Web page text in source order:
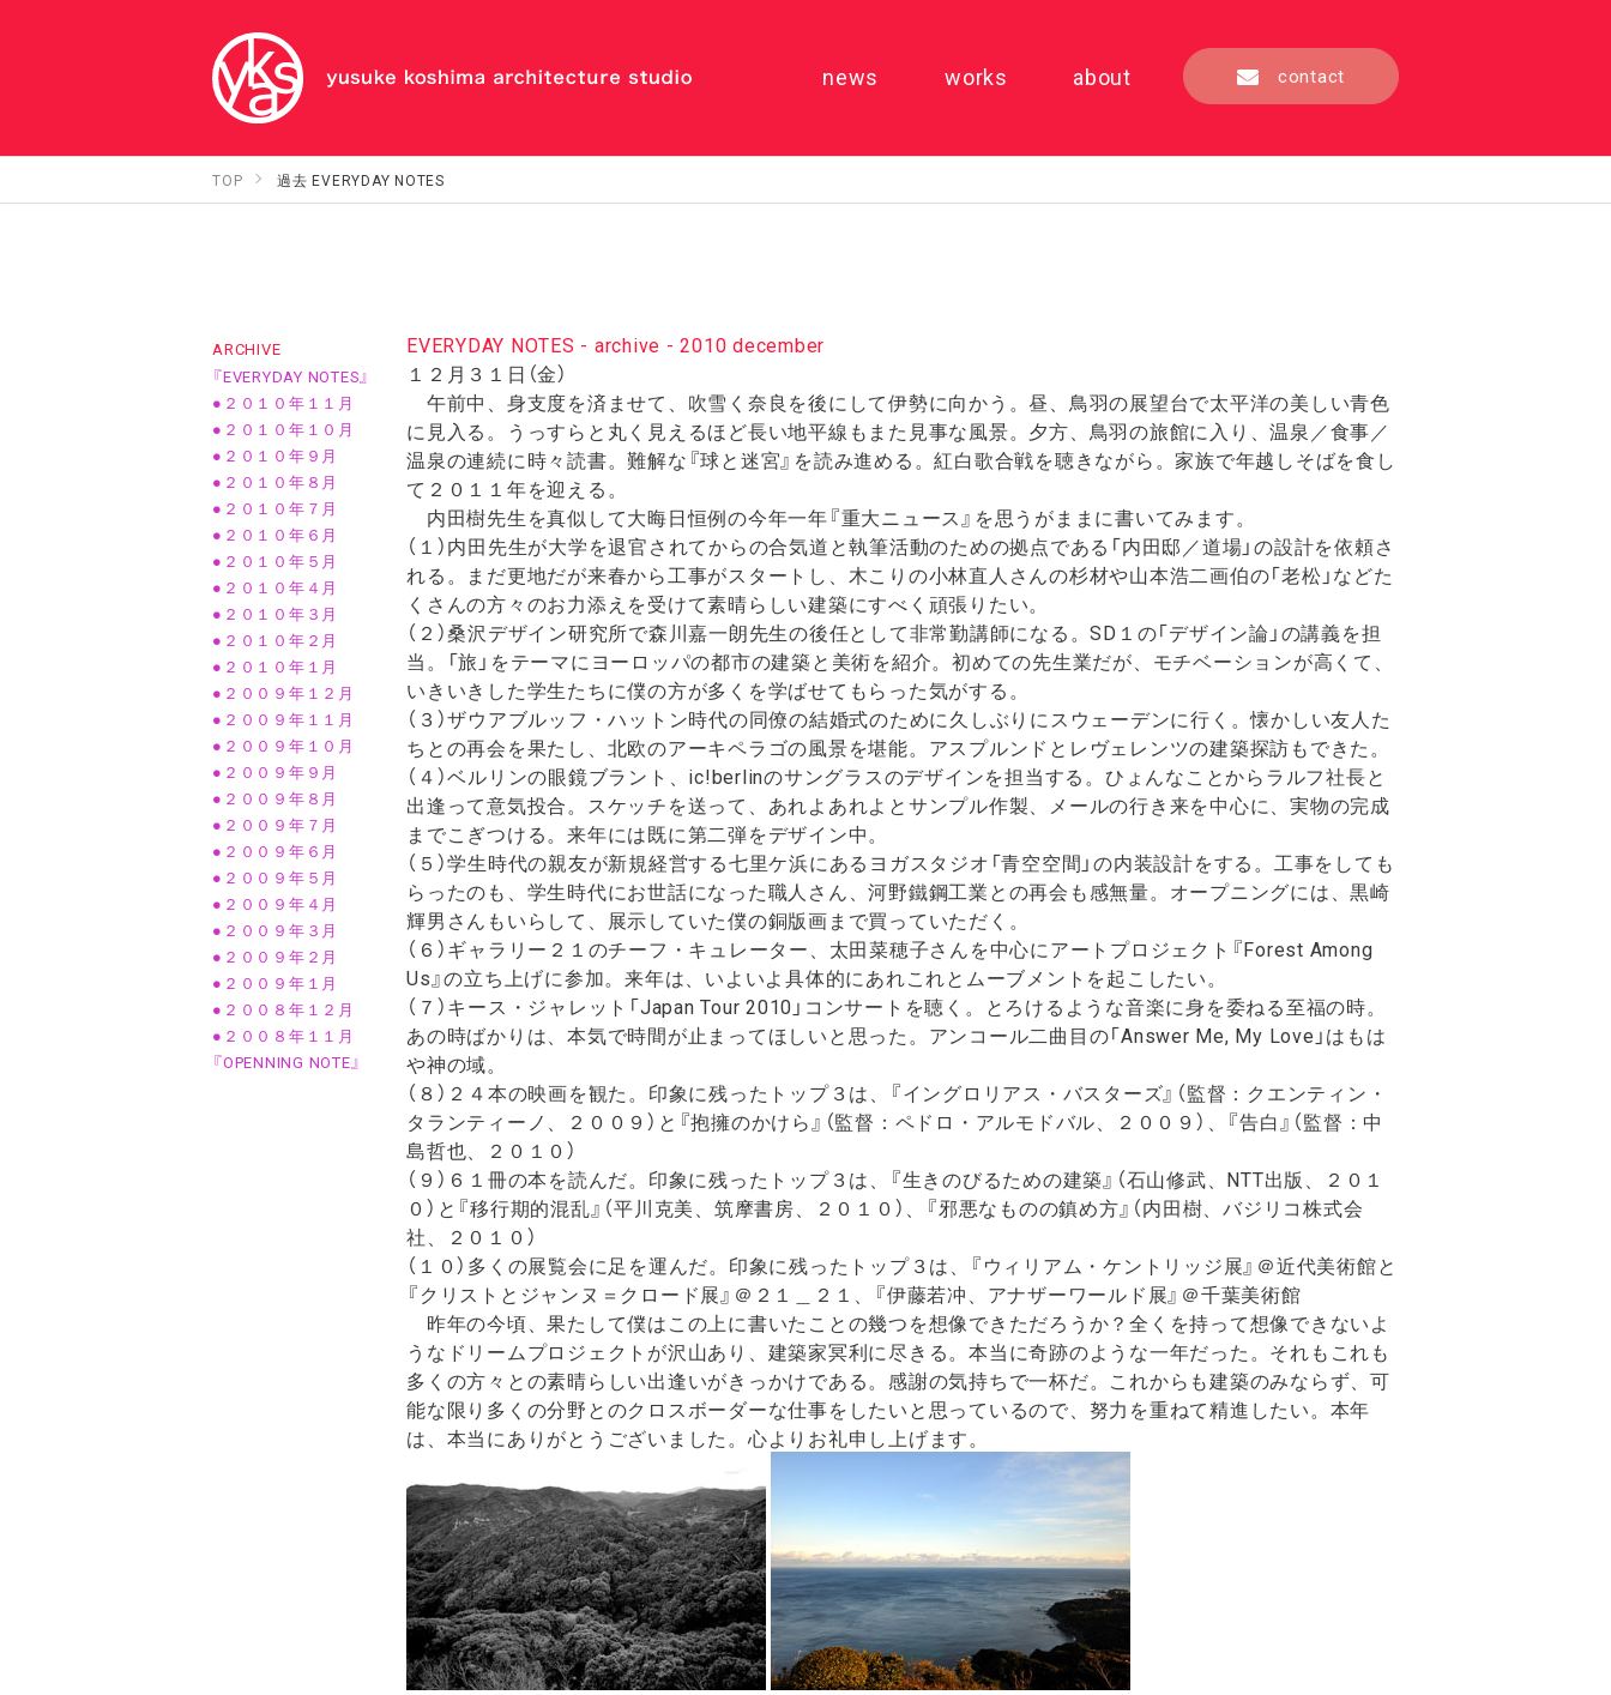
news works about contact
TOP 過去 EVERYDAY NOTES
ARCHIVE
『EVERYDAY NOTES』
●２０１０年１１月
●２０１０年１０月
●２０１０年９月
●２０１０年８月
●２０１０年７月
●２０１０年６月
●２０１０年５月
●２０１０年４月
●２０１０年３月
●２０１０年２月
●２０１０年１月
●２００９年１２月
●２００９年１１月
●２００９年１０月
●２００９年９月
●２００９年８月
●２００９年７月
●２００９年６月
●２００９年５月
●２００９年４月
●２００９年３月
●２００９年２月
●２００９年１月
●２００８年１２月
●２００８年１１月
『OPENNING NOTE』
EVERYDAY NOTES - archive - 2010 december
１２月３１日（金）
午前中、身支度を済ませて、吹雪く奈良を後にして伊勢に向かう。昼、鳥羽の展望台で太平洋の美しい青色
に見入る。うっすらと丸く見えるほど長い地平線もまた見事な風景。夕方、鳥羽の旅館に入り、温泉／食事／
温泉の連続に時々読書。難解な『球と迷宮』を読み進める。紅白歌合戦を聴きながら。家族で年越しそばを食し
て２０１１年を迎える。
内田樹先生を真似して大晦日恒例の今年一年『重大ニュース』を思うがままに書いてみます。
（１）内田先生が大学を退官されてからの合気道と執筆活動のための拠点である「内田邸／道場」の設計を依頼さ
れる。まだ更地だが来春から工事がスタートし、木こりの小林直人さんの杉材や山本浩二画伯の「老松」などた
くさんの方々のお力添えを受けて素晴らしい建築にすべく頑張りたい。
（２）桑沢デザイン研究所で森川嘉一朗先生の後任として非常勤講師になる。SD１の「デザイン論」の講義を担
当。「旅」をテーマにヨーロッパの都市の建築と美術を紹介。初めての先生業だが、モチベーションが高くて、
いきいきした学生たちに僕の方が多くを学ばせてもらった気がする。
（３）ザウアブルッフ・ハットン時代の同僚の結婚式のために久しぶりにスウェーデンに行く。懐かしい友人た
ちとの再会を果たし、北欧のアーキペラゴの風景を堪能。アスプルンドとレヴェレンツの建築探訪もできた。
（４）ベルリンの眼鏡ブラント、ic!berlinのサングラスのデザインを担当する。ひょんなことからラルフ社長と
出逢って意気投合。スケッチを送って、あれよあれよとサンプル作製、メールの行き来を中心に、実物の完成
までこぎつける。来年には既に第二弾をデザイン中。
（５）学生時代の親友が新規経営する七里ケ浜にあるヨガスタジオ「青空空間」の内装設計をする。工事をしても
らったのも、学生時代にお世話になった職人さん、河野鐵鋼工業との再会も感無量。オープニングには、黒崎
輝男さんもいらして、展示していた僕の銅版画まで買っていただく。
（６）ギャラリー２１のチーフ・キュレーター、太田菜穂子さんを中心にアートプロジェクト『Forest Among
Us』の立ち上げに参加。来年は、いよいよ具体的にあれこれとムーブメントを起こしたい。
（７）キース・ジャレット「Japan Tour 2010」コンサートを聴く。とろけるような音楽に身を委ねる至福の時。
あの時ばかりは、本気で時間が止まってほしいと思った。アンコール二曲目の「Answer Me, My Love」はもは
や神の域。
（８）２４本の映画を観た。印象に残ったトップ３は、『イングロリアス・バスターズ』（監督：クエンティン・
タランティーノ、２００９）と『抱擁のかけら』（監督：ペドロ・アルモドバル、２００９）、『告白』（監督：中
島哲也、２０１０）
（９）６１冊の本を読んだ。印象に残ったトップ３は、『生きのびるための建築』（石山修武、NTT出版、２０１
０）と『移行期的混乱』（平川克美、筑摩書房、２０１０）、『邪悪なものの鎮め方』（内田樹、バジリコ株式会
社、２０１０）
（１０）多くの展覧会に足を運んだ。印象に残ったトップ３は、『ウィリアム・ケントリッジ展』＠近代美術館と
『クリストとジャンヌ＝クロード展』＠２１＿２１、『伊藤若冲、アナザーワールド展』＠千葉美術館
昨年の今頃、果たして僕はこの上に書いたことの幾つを想像できただろうか？全くを持って想像できないよ
うなドリームプロジェクトが沢山あり、建築家冥利に尽きる。本当に奇跡のような一年だった。それもこれも
多くの方々との素晴らしい出逢いがきっかけである。感謝の気持ちで一杯だ。これからも建築のみならず、可
能な限り多くの分野とのクロスボーダーな仕事をしたいと思っているので、努力を重ねて精進したい。本年
は、本当にありがとうございました。心よりお礼申し上げます。